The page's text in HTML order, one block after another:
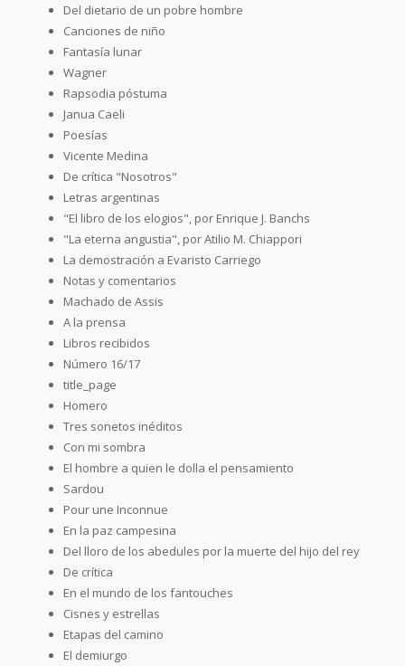
Del dietario de un pobre hombre
Canciones de niño
Fantasía lunar
Wagner
Rapsodia póstuma
Janua Caeli
Poesías
Vicente Medina
De crítica "Nosotros"
Letras argentinas
"El libro de los elogios", por Enrique J. Banchs
"La eterna angustia", por Atilio M. Chiappori
La demostración a Evaristo Carriego
Notas y comentarios
Machado de Assis
A la prensa
Libros recibidos
Número 16/17
title_page
Homero
Tres sonetos inéditos
Con mi sombra
El hombre a quien le dolla el pensamiento
Sardou
Pour une Inconnue
En la paz campesina
Del lloro de los abedules por la muerte del hijo del rey
De crítica
En el mundo de los fantouches
Cisnes y estrellas
Etapas del camino
El demiurgo